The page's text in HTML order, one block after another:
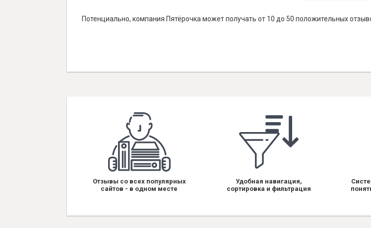
Потенциально, компания Пятёрочка может получать от 10 до 50 положительных
Отзывы со всех популярных
сайтов - в одном месте
Удобная навигация,
сортировка и фильтрация